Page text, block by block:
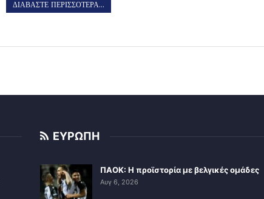
ΔΙΑΒΑΣΤΕ ΠΕΡΙΣΣΟΤΕΡΑ...
ΕΥΡΩΠΗ
ΠΑΟΚ: Η προϊστορία με βελγικές ομάδες
Αυγ 6, 2026